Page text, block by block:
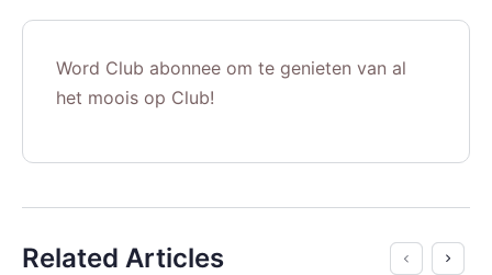
Word Club abonnee om te genieten van al
het moois op Club!
Related Articles